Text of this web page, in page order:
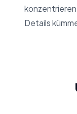
konzentrieren
Details